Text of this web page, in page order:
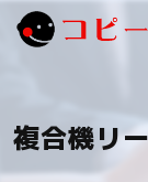
複合機リ